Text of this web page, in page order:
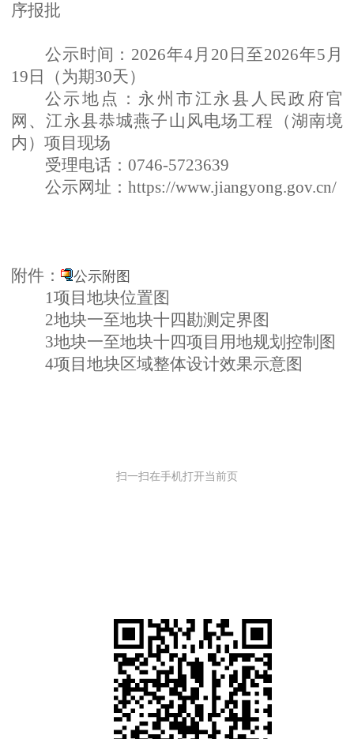
序报批
公示时间： 2026年4月 20 日至2026年5 月
19 日（为期30天）
公示地点： 永州市江永县人民政 府官
网 、江永县恭城燕子山风电场工程（湖南境
内） 项目 现场
受理电话： 0746-5723639
公示网址： https://www.jiangyong.gov.cn/
附件： 公示附图
1项目地块位置图
2地块一至地块十四勘测定界图
3地块一至地块十四项目用地规划控制图
4项目地块区域整体设计效果示意图
扫一扫在手机打开当前页